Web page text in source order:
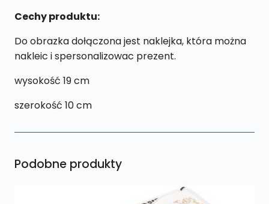
Cechy produktu:
Do obrazka dołączona jest naklejka, która można
nakleic i spersonalizowac prezent.
wysokość 19 cm
szerokość 10 cm
Podobne produkty